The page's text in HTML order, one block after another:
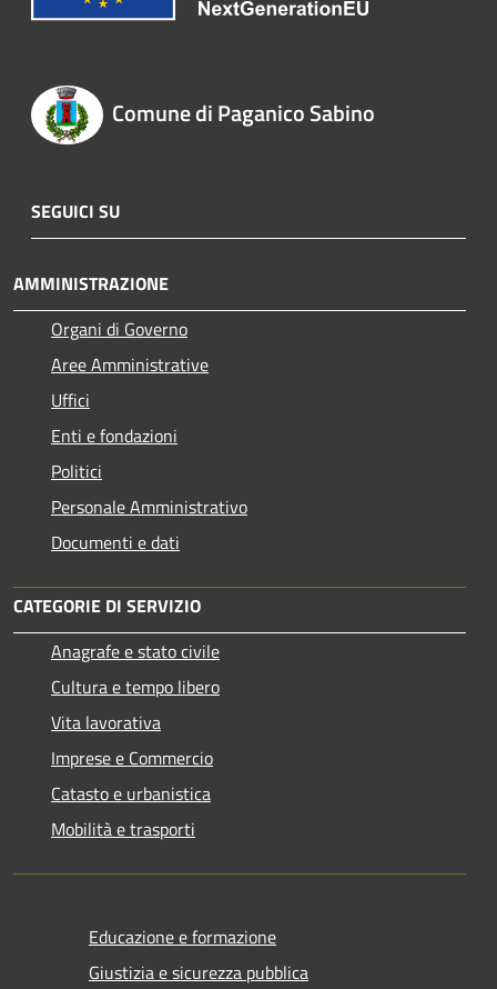
Comune di Paganico Sabino
SEGUICI SU
AMMINISTRAZIONE
Organi di Governo
Aree Amministrative
Uffici
Enti e fondazioni
Politici
Personale Amministrativo
Documenti e dati
CATEGORIE DI SERVIZIO
Anagrafe e stato civile
Cultura e tempo libero
Vita lavorativa
Imprese e Commercio
Catasto e urbanistica
Mobilità e trasporti
Educazione e formazione
Giustizia e sicurezza pubblica